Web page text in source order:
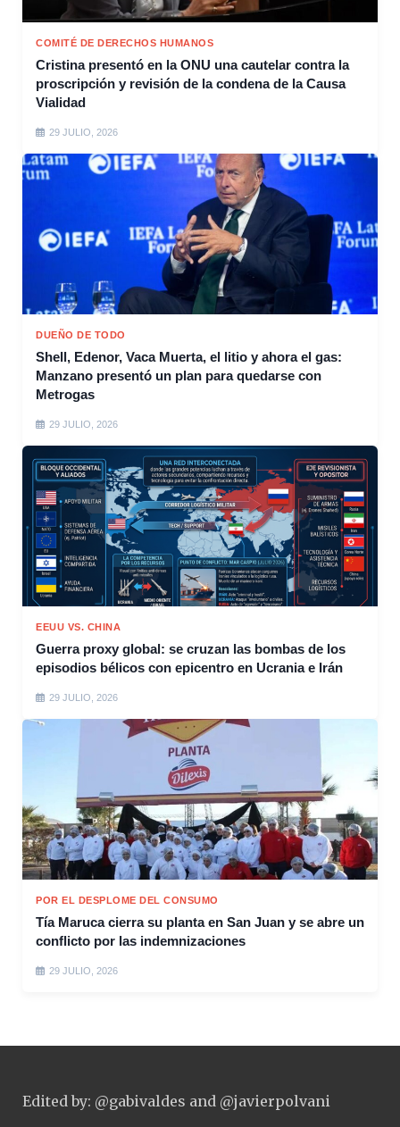
COMITÉ DE DERECHOS HUMANOS
Cristina presentó en la ONU una cautelar contra la
proscripción y revisión de la condena de la Causa
Vialidad
29 JULIO, 2026
DUEÑO DE TODO
Shell, Edenor, Vaca Muerta, el litio y ahora el gas:
Manzano presentó un plan para quedarse con
Metrogas
29 JULIO, 2026
EEUU VS. CHINA
Guerra proxy global: se cruzan las bombas de los
episodios bélicos con epicentro en Ucrania e Irán
29 JULIO, 2026
POR EL DESPLOME DEL CONSUMO
Tía Maruca cierra su planta en San Juan y se abre un
conflicto por las indemnizaciones
29 JULIO, 2026
Edited by: @gabivaldes and @javierpolvani